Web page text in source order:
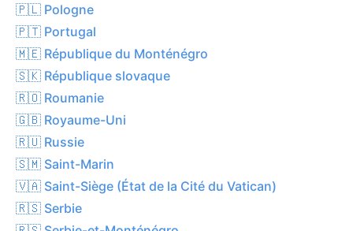
🇵🇱 Pologne
🇵🇹 Portugal
🇲🇪 République du Monténégro
🇸🇰 République slovaque
🇷🇴 Roumanie
🇬🇧 Royaume-Uni
🇷🇺 Russie
🇸🇲 Saint-Marin
🇻🇦 Saint-Siège (État de la Cité du Vatican)
🇷🇸 Serbie